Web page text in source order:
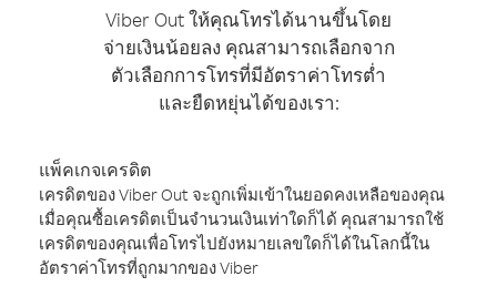
Viber Out ให้คุณโทรได้นานขึ้นโดย
จ่ายเงินน้อยลง คุณสามารถเลือกจาก
ตัวเลือกการโทรที่มีอัตราค่าโทรต่ำ
และยืดหยุ่นได้ของเรา:
แพ็คเกจเครดิต
เครดิตของ Viber Out จะถูกเพิ่มเข้าในยอดคงเหลือของคุณ
เมื่อคุณซื้อเครดิตเป็นจำนวนเงินเท่าใดก็ได้ คุณสามารถใช้
เครดิตของคุณเพื่อโทรไปยังหมายเลขใดก็ได้ในโลกนี้ใน
อัตราค่าโทรที่ถูกมากของ Viber